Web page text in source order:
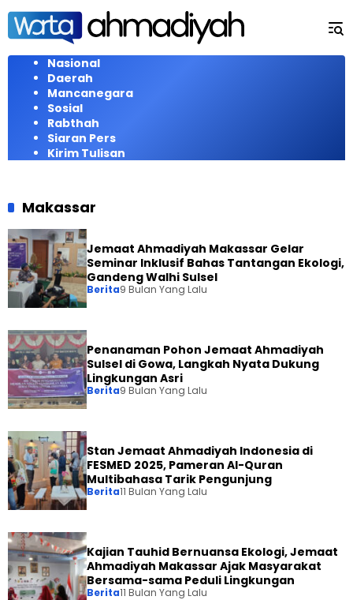
Langsung
konten
Nasional
Daerah
Mancanegara
Sosial
Rabthah
Siaran Pers
Kirim Tulisan
Makassar
Jemaat Ahmadiyah Makassar Gelar
Seminar Inklusif Bahas Tantangan Ekologi,
Gandeng Walhi Sulsel
Berita9 Bulan Yang Lalu
Penanaman Pohon Jemaat Ahmadiyah
Sulsel di Gowa, Langkah Nyata Dukung
Lingkungan Asri
Berita9 Bulan Yang Lalu
Stan Jemaat Ahmadiyah Indonesia di
FESMED 2025, Pameran Al-Quran
Multibahasa Tarik Pengunjung
Berita11 Bulan Yang Lalu
Kajian Tauhid Bernuansa Ekologi, Jemaat
Ahmadiyah Makassar Ajak Masyarakat
Bersama-sama Peduli Lingkungan
Berita11 Bulan Yang Lalu